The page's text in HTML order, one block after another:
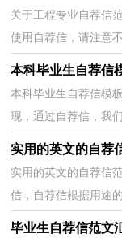
关于工程专业自荐信
使用自荐信，请注意
都在为如何写好自荐
本科毕业生自荐信
本科毕业生自荐信模
现，通过自荐信，我
信才是有效的呢？以
实用的英文的自荐
实用的英文的自荐信
信，自荐信根据用途
自荐信怎么写吗？下
毕业生自荐信范文